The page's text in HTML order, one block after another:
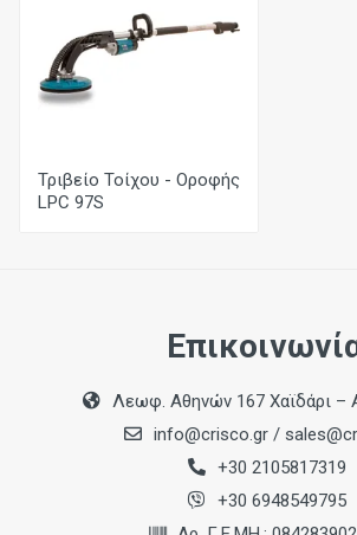
Διάμετρος Δίσκου Τριβής
225 mm
Τριβείο Τοίχου - Οροφής
LPC 97S
Λεωφ. Αθηνών 167 Χαϊδάρι –
info@crisco.gr /
+30 2105817319
+30 6948549795